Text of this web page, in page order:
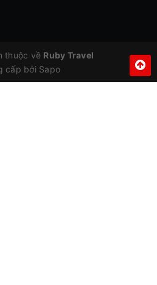
thuộc về Ruby Travel
cấp bởi Sapo